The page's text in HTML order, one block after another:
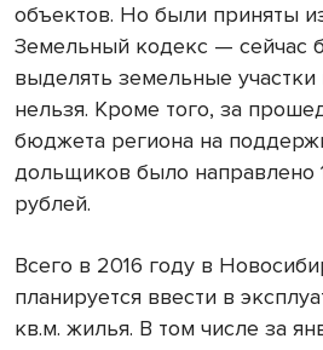
объектов. Но были приняты
Земельный кодекс — сейчас
выделять земельные участки
нельзя. Кроме того, за
бюджета региона на
дольщиков было направлено
рублей.
Всего в 2016 году в
планируется ввести в
кв.м. жилья. В том числе за